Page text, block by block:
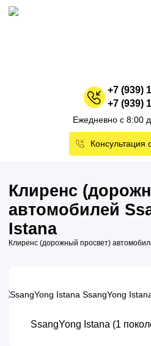
+7 (939)
+7 (939)
Ежедневно с 8:00
Консультация
Клиренс
автомобилей
Istana
Клиренс (дорожный просвет)
SsangYong Istana (1